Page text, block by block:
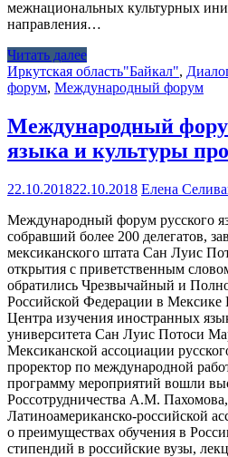
межнациональных культурных
направления…
Читать далее
Иркутская область"Байкал",
форум, Международный форум
Международный
языка и культуры
22.10.201822.10.2018 Елена
Международный форум русского
собравший более 200 делегатов,
мексиканского штата Сан Луис
открытия с приветственным
обратились Чрезвычайный и
Российской Федерации в
Центра изучения иностранных
университета Сан Луис Потоси
Мексиканской ассоциации
проректор по международной
программу мероприятий вошли
Россотрудничества А.М. Пахомова,
Латиноамериканско-российской
о преимуществах обучения в
стипендий в российские вузы,